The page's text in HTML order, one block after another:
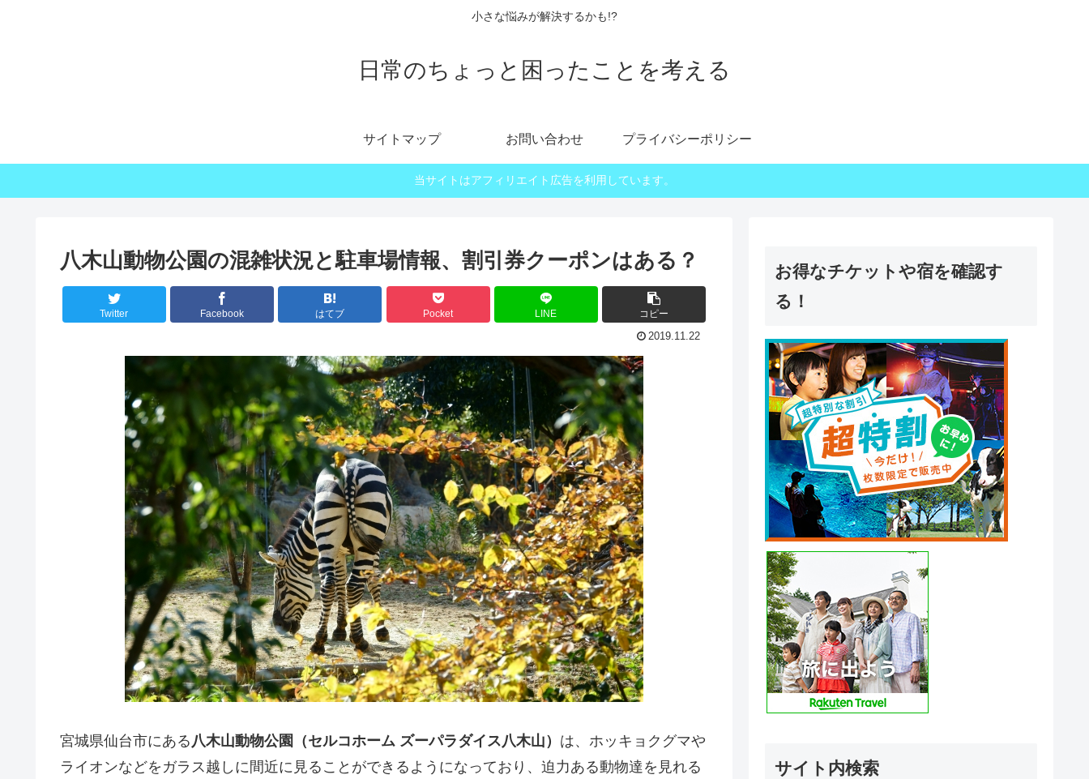
小さな悩みが解決するかも!?
日常のちょっと困ったことを考える
サイトマップ お問い合わせ プライバシーポリシー
当サイトはアフィリエイト広告を利用しています。
八木山動物公園の混雑状況と駐車場情報、割引券クーポンはある？
Twitter Facebook はてブ Pocket LINE コピー
2019.11.22
宮城県仙台市にある 八木山動物公園（セルコホーム ズーパラダイス八木山） は、ホッキョクグマや
ライオンなどをガラス越しに間近に見ることができるようになっており、迫力ある動物達を見れる
お得なチケットや宿を確認す
る！
サイト内検索